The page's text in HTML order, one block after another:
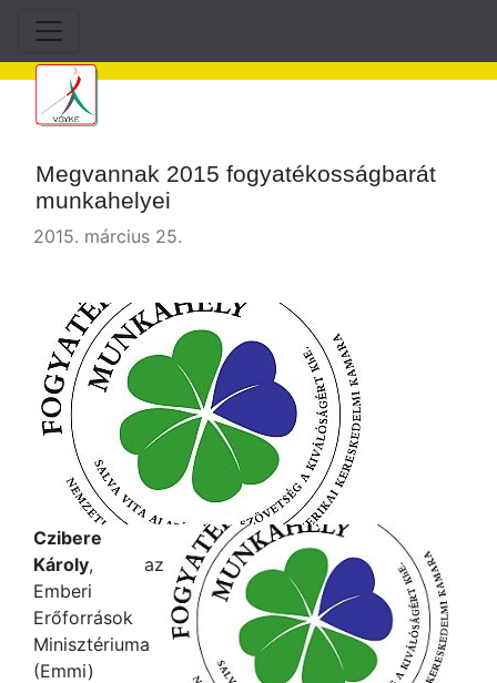
Megvannak 2015 fogyatékosságbarát
munkahelyei
2015. március 25.
Czibere
Károly, az
Emberi
Erőforrások
Minisztériuma
(Emmi)